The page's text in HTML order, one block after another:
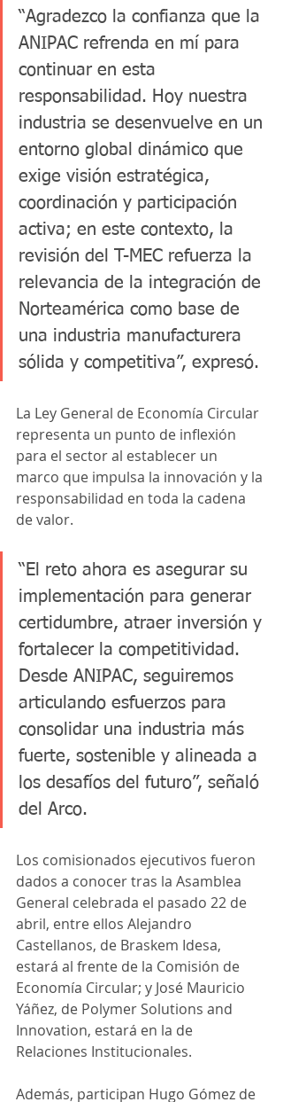
“Agradezco la confianza que la
ANIPAC refrenda en mí para
continuar en esta
responsabilidad. Hoy nuestra
industria se desenvuelve en un
entorno global dinámico que
exige visión estratégica,
coordinación y participación
activa; en este contexto, la
revisión del T-MEC refuerza la
relevancia de la integración de
Norteamérica como base de
una industria manufacturera
sólida y competitiva”, expresó.
La Ley General de Economía Circular
representa un punto de inflexión
para el sector al establecer un
marco que impulsa la innovación y la
responsabilidad en toda la cadena
de valor.
“El reto ahora es asegurar su
implementación para generar
certidumbre, atraer inversión y
fortalecer la competitividad.
Desde ANIPAC, seguiremos
articulando esfuerzos para
consolidar una industria más
fuerte, sostenible y alineada a
los desafíos del futuro”, señaló
del Arco.
Los comisionados ejecutivos fueron
dados a conocer tras la Asamblea
General celebrada el pasado 22 de
abril, entre ellos Alejandro
Castellanos, de Braskem Idesa,
estará al frente de la Comisión de
Economía Circular; y José Mauricio
Yáñez, de Polymer Solutions and
Innovation, estará en la de
Relaciones Institucionales.
Además, participan Hugo Gómez de